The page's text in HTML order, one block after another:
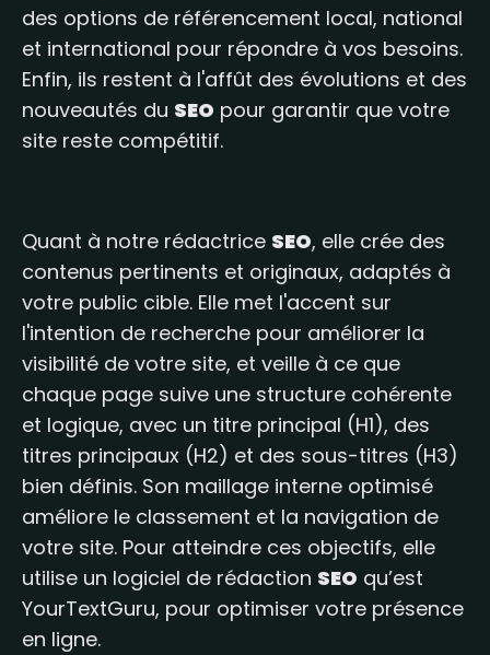
des options de référencement local, national
et international pour répondre à vos besoins.
Enfin, ils restent à l'affût des évolutions et des
nouveautés du SEO pour garantir que votre
site reste compétitif.
Quant à notre rédactrice SEO, elle crée des
contenus pertinents et originaux, adaptés à
votre public cible. Elle met l'accent sur
l'intention de recherche pour améliorer la
visibilité de votre site, et veille à ce que
chaque page suive une structure cohérente
et logique, avec un titre principal (H1), des
titres principaux (H2) et des sous-titres (H3)
bien définis. Son maillage interne optimisé
améliore le classement et la navigation de
votre site. Pour atteindre ces objectifs, elle
utilise un logiciel de rédaction SEO qu’est
YourTextGuru, pour optimiser votre présence
en ligne.